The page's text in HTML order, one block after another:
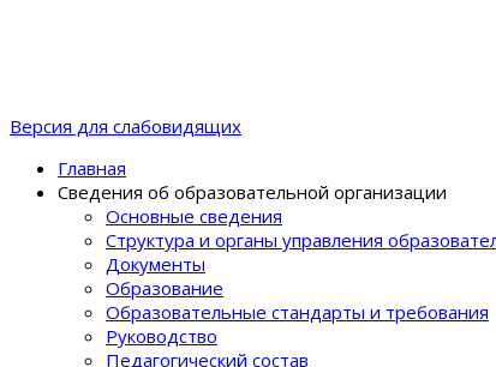
Версия для слабовидящих
Главная
Сведения об образовательной организации
Основные сведения
Структура и органы управления
Документы
Образование
Образовательные стандарты и требования
Руководство
Педагогический состав